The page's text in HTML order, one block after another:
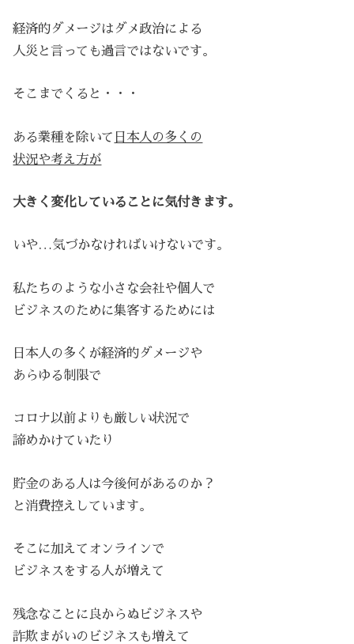
経済的ダメージはダメ政治による
人災と言っても過言ではないです。
そこまでくると・・・
ある業種を除いて 日本人の多くの
状況や考え方が
大きく変化していることに気付きます。
いや…気づかなければいけないです。
私たちのような小さな会社や個人で
ビジネスのために集客するためには
日本人の多くが経済的ダメージや
あらゆる制限で
コロナ以前よりも厳しい状況で
諦めかけていたり
貯金のある人は今後何があるのか？
と消費控えしています。
そこに加えてオンラインで
ビジネスをする人が増えて
残念なことに良からぬビジネスや
詐欺まがいのビジネスも増えて